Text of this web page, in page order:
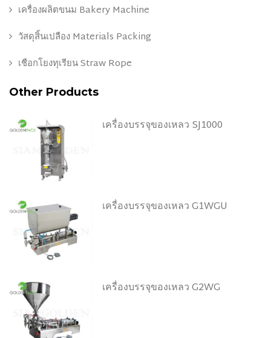
เครื่องผลิตขนม Bakery Machine
วัสดุสิ้นเปลือง Materials Packing
เชือกโยงทุเรียน Straw Rope
Other Products
เครื่องบรรจุของเหลว SJ1000
เครื่องบรรจุของเหลว G1WGU
เครื่องบรรจุของเหลว G2WG